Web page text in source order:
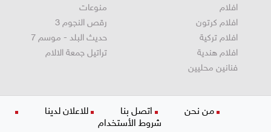
افلام
افلام كرتون
افلام تركية
افلام هندية
فنانين محليين
منوعات
رقص النجوم 3
حديث البلد - موسم 7
تراتيل جمعة الالام
من نحن اتصل بنا
للاعلان لدينا
شروط الأستخدام